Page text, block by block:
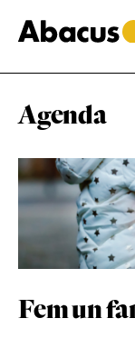
to
main
to
primary
to
footer
Agenda
Fem un